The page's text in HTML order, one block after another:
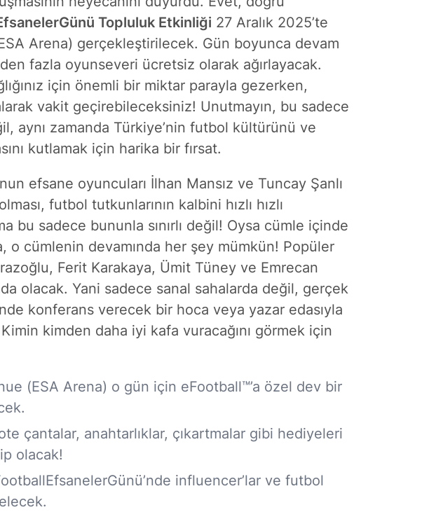
Topluluk Etkinliği 27 Aralık 2025’te
Arena) gerçekleştirilecek. Gün boyunca devam
fazla oyunseveri ücretsiz olarak ağırlayacak.
için önemli bir miktar parayla gezerken,
vakit geçirebileceksiniz! Unutmayın, bu sadece
aynı zamanda Türkiye’nin futbol kültürünü ve
kutlamak için harika bir fırsat.
efsane oyuncuları İlhan Mansız ve Tuncay Şanlı
futbol tutkunlarının kalbini hızlı hızlı
bu sadece bununla sınırlı değil! Oysa cümle içinde
o cümlenin devamında her şey mümkün! Popüler
Ferit Karakaya, Ümit Tüney ve Emrecan
olacak. Yani sadece sanal sahalarda değil, gerçek
konferans verecek bir hoca veya yazar edasıyla
kimden daha iyi kafa vuracağını görmek için
(ESA Arena) o gün için eFootball™’a özel dev bir
çantalar, anahtarlıklar, çıkartmalar gibi hediyeleri
olacak!
influencer’lar ve futbol